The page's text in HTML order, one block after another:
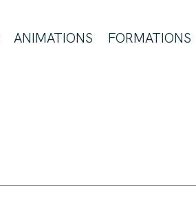
ANIMATIONS FORMATIONS